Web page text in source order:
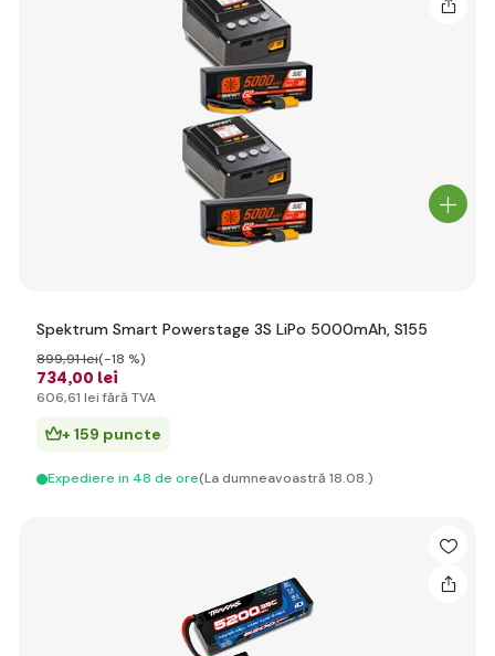
Spektrum Smart Powerstage 3S LiPo 5000mAh, S155
734,00 lei
899,91 lei(-18 %)
606,61 lei fără TVA
+ 159 puncte
Expediere in 48 de ore(La dumneavoastră 18.08.)